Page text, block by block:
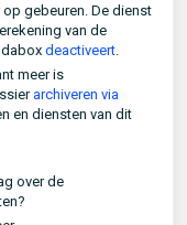
gebeuren. De dienst
van de
deactiveert.
meer is
archiveren via
en diensten van dit
over de